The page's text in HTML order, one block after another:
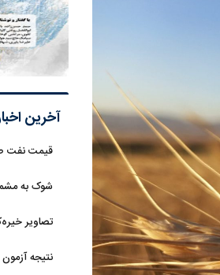
آخرین
قیمت نفت
شوک به
تصاویر
نتیجه